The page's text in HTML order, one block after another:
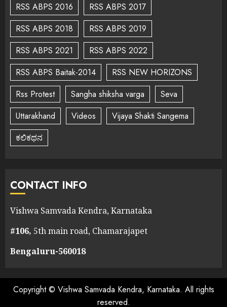
RSS ABPS 2016
RSS ABPS 2017
RSS ABPS 2018
RSS ABPS 2019
RSS ABPS 2021
RSS ABPS 2022
RSS ABPS Baitak-2014
RSS NEW HORIZONS
Rss Protest
Sangha shiksha varga
Seva
Uttarakhand
Videos
Vijaya Shakti Sangema
ಕಲಿಕಥನ
CONTACT INFO
Vishwa Samvada Kendra, Karnataka
#106, 5th main road, Chamarajapet
Bengaluru-560018
Copyright © Vishwa Samvada Kendra, Karnataka. All rights
reserved.